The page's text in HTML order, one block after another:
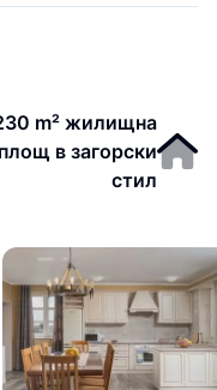
m² жилищна
площ в загорски
стил